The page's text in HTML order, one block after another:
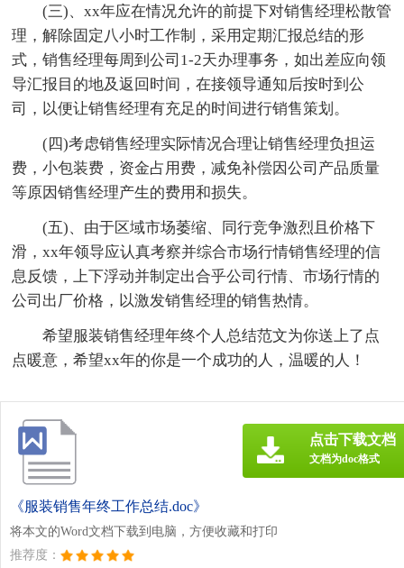
(三)、xx年应在情况允许的前提下对销售经理松散管
理，解除固定八小时工作制，采用定期汇报总结的形
式，销售经理每周到公司1-2天办理事务，如出差应向领
导汇报目的地及返回时间，在接领导通知后按时到公
司，以便让销售经理有充足的时间进行销售策划。
(四)考虑销售经理实际情况合理让销售经理负担运
费，小包装费，资金占用费，减免补偿因公司产品质量
等原因销售经理产生的费用和损失。
(五)、由于区域市场萎缩、同行竞争激烈且价格下
滑，xx年领导应认真考察并综合市场行情销售经理的信
息反馈，上下浮动并制定出合乎公司行情、市场行情的
公司出厂价格，以激发销售经理的销售热情。
希望服装销售经理年终个人总结范文为你送上了点
点暖意，希望xx年的你是一个成功的人，温暖的人！
《服装销售年终工作总结.doc》
将本文的Word文档下载到电脑，方便收藏和打印
推荐度：
点击下载文档
文档为doc格式